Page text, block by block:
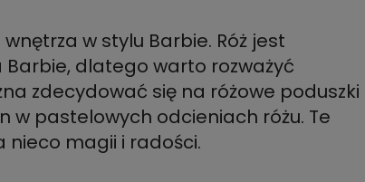
w stylu Barbie. Róż jest
dlatego warto rozważyć
zdecydować się na różowe poduszki
w pastelowych odcieniach różu. Te
magii i radości.